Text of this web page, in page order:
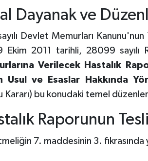
Dayanak ve
Devlet Memurları
Ekim 2011 tarihli, 28099 sayılı
Verilecek Hastalık
Usul ve Esaslar Hakkında
Kararı) bu konudaki temel
Raporunun
7. maddesinin 3.